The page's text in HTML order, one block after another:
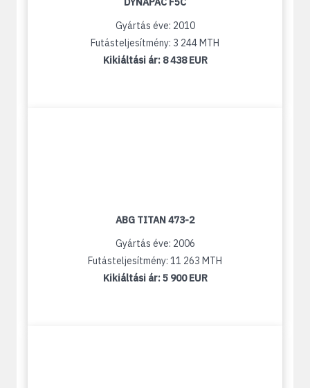
Gyártás éve: 2010
Futásteljesítmény: 3 244 MTH
Kikiáltási ár: 8 438 EUR
ABG TITAN 473-2
Gyártás éve: 2006
Futásteljesítmény: 11 263 MTH
Kikiáltási ár:5 900 EUR